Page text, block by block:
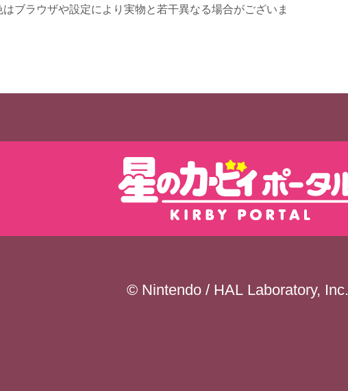
ブラウザや設定により実物と若干異なる場合がございま
© Nintendo / HAL Laboratory, Inc.